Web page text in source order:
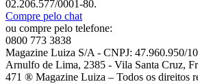
02.206.577/0001-80.
Compre pelo chat
ou compre pelo telefone:
0800 773 3838
Magazine Luiza S/A - CNPJ: 47.960.950/
Arnulfo de Lima, 2385 - Vila Santa Cruz,
471 ® Magazine Luiza – Todos os direitos